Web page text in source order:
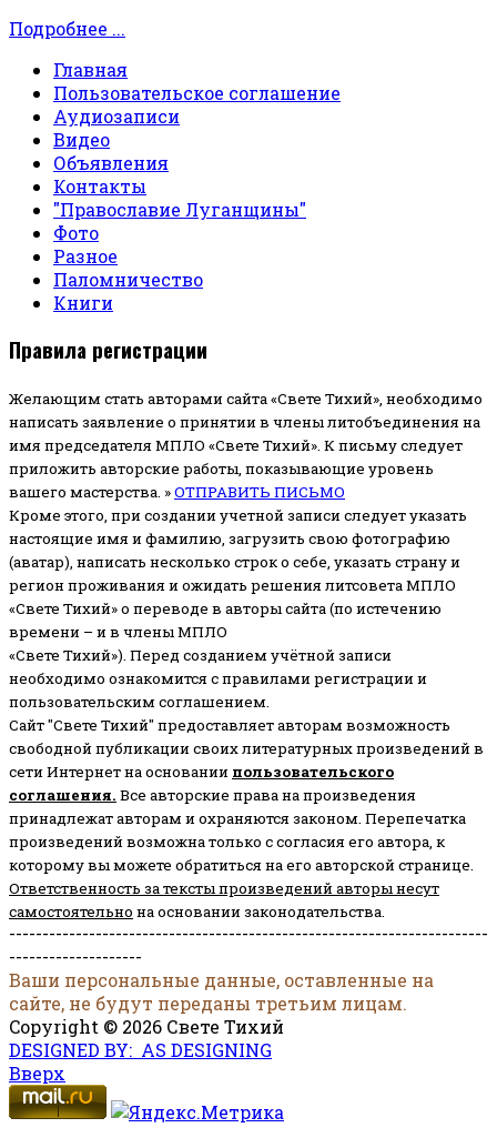
Подробнее ...
Главная
Пользовательское соглашение
Аудиозаписи
Видео
Объявления
Контакты
"Православие Луганщины"
Фото
Разное
Паломничество
Книги
Правила регистрации
Желающим стать авторами сайта «Свете Тихий», необходимо
написать заявление о принятии в члены литобъединения на
имя председателя МПЛО «Свете Тихий». К письму следует
приложить авторские работы, показывающие уровень
вашего мастерства. »ОТПРАВИТЬ ПИСЬМО
Кроме этого, при создании учетной записи следует указать
настоящие имя и фамилию, загрузить свою фотографию
(аватар), написать несколько строк о себе, указать страну и
регион проживания и ожидать решения литсовета МПЛО
«Свете Тихий» о переводе в авторы сайта (по истечению
времени – и в члены МПЛО
«Свете Тихий»). Перед созданием учётной записи
необходимо ознакомится с правилами регистрации и
пользовательским соглашением.
Сайт "Свете Тихий" предоставляет авторам возможность
свободной публикации своих литературных произведений в
сети Интернет на основании пользовательского
соглашения. Все авторские права на произведения
принадлежат авторам и охраняются законом. Перепечатка
произведений возможна только с согласия его автора, к
которому вы можете обратиться на его авторской странице.
Ответственность за тексты произведений авторы несут
самостоятельно на основании законодательства.
------------------------------------------------------------------------
--------------------
Ваши персональные данные, оставленные на
сайте, не будут переданы третьим лицам.
Copyright © 2026 Свете Тихий
DESIGNED BY: AS DESIGNING
Вверх